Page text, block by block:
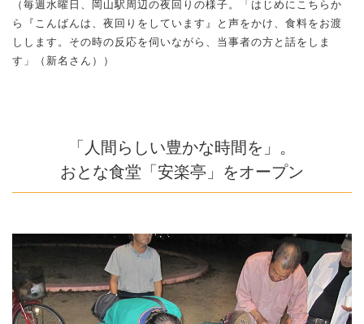
（毎週水曜日、岡山駅周辺の夜回りの様子。「はじめにこちらか
ら『こんばんは、夜回りをしています』と声をかけ、食料をお渡
しします。その時の反応を伺いながら、当事者の方と話をしま
す」（新名さん））
「人間らしい豊かな時間を」。
おとな食堂「安楽亭」をオープン